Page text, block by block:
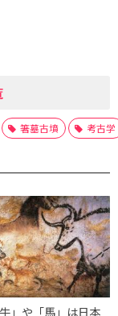
箸墓古墳 考古学
」や「馬」は日本